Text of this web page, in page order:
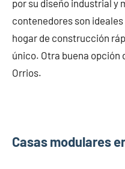
por su diseño industrial y
contenedores son
hogar de construcción
único. Otra buena opción
Orrios.
Casas modulares